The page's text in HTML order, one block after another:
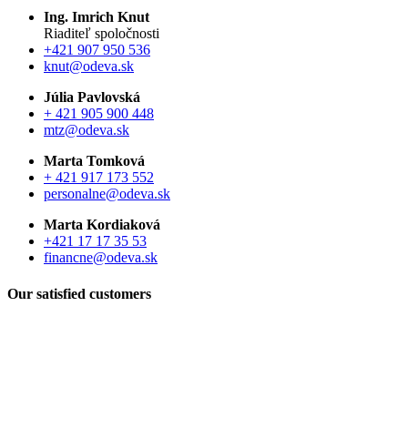
Ing. Imrich Knut
Riaditeľ spoločnosti
+421 907 950 536
knut@odeva.sk
Júlia Pavlovská
+ 421 905 900 448
mtz@odeva.sk
Marta Tomková
+ 421 917 173 552
personalne@odeva.sk
Marta Kordiaková
+421 17 17 35 53
financne@odeva.sk
Our satisfied customers